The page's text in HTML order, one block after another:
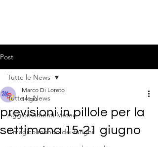
Post
Tutte le News
Aggiornamenti Meteo
Il magico mondo dei funghi
Tutte le News
previsioni in pillole per la
settimana 15-21 giugno
Marco Di Loreto
14 giu